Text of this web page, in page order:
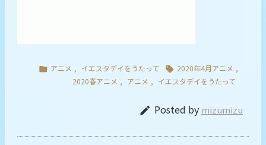
 アニメ , イエスタデイをうたって  2020年4月アニメ ,
2020春アニメ , アニメ , イエスタデイをうたって
 Posted by mizumizu